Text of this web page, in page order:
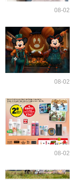
08-02
08-02
08-02